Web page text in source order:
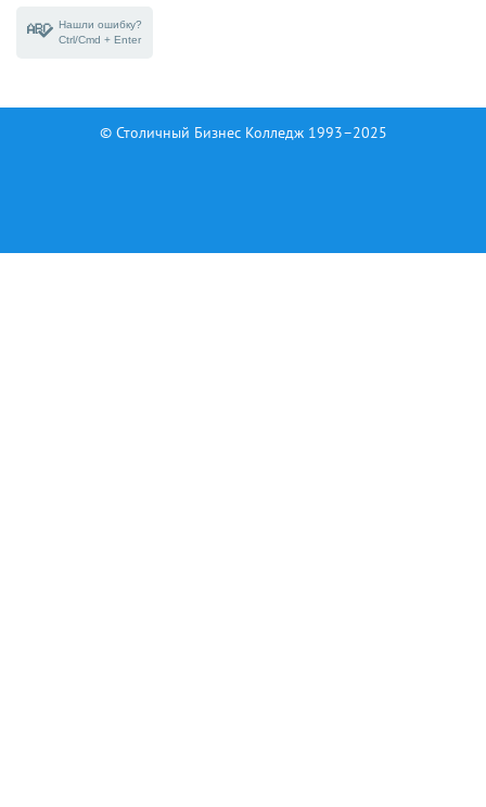
Нашли ошибку?
Ctrl/Cmd + Enter
© Столичный Бизнес Колледж 1993–2025